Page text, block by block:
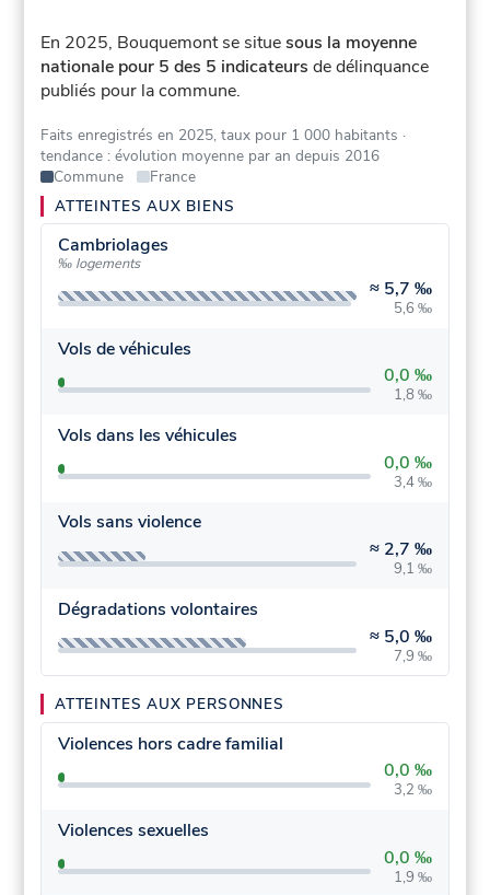
En 2025, Bouquemont se situesous la moyenne
nationale pour 5 des 5 indicateurs de délinquance
publiés pour la commune.
Faits enregistrés en 2025, taux pour 1 000 habitants ·
tendance : évolution moyenne par an depuis 2016
Commune
France
ATTEINTES AUX BIENS
Cambriolages
‰ logements
≈ 5,7 ‰
5,6 ‰
Vols de véhicules
0,0 ‰
1,8 ‰
Vols dans les véhicules
0,0 ‰
3,4 ‰
Vols sans violence
≈ 2,7 ‰
9,1 ‰
Dégradations volontaires
≈ 5,0 ‰
7,9 ‰
ATTEINTES AUX PERSONNES
Violences hors cadre familial
0,0 ‰
3,2 ‰
Violences sexuelles
0,0 ‰
1,9 ‰